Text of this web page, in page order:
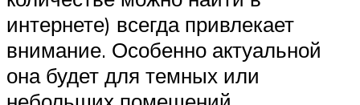
интернете) всегда привлекает
внимание. Особенно актуальной
она будет для темных или